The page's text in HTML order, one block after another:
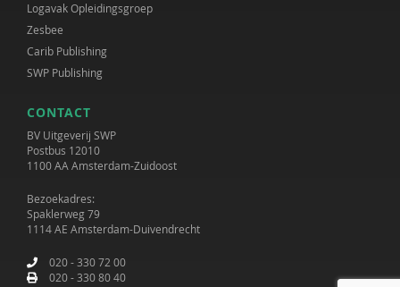
Logavak Opleidingsgroep
Zesbee
Carib Publishing
SWP Publishing
CONTACT
BV Uitgeverij SWP
Postbus 12010
1100 AA Amsterdam-Zuidoost
Bezoekadres:
Spaklerweg 79
1114 AE Amsterdam-Duivendrecht
020 - 330 72 00
020 - 330 80 40